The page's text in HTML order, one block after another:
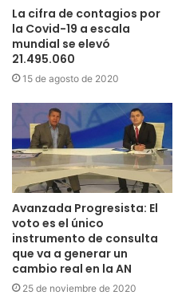
La cifra de contagios por
la Covid-19 a escala
mundial se elevó
21.495.060
15 de agosto de 2020
Avanzada Progresista: El
voto es el único
instrumento de consulta
que va a generar un
cambio real en la AN
25 de noviembre de 2020